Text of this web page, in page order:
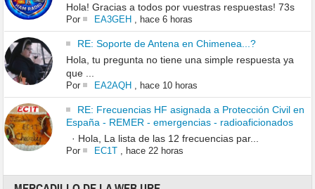
Hola! Gracias a todos por vuestras respuestas! 73s
Por EA3GEH, hace 6 horas
RE: Soporte de Antena en Chimenea...?
Hola, tu pregunta no tiene una simple respuesta ya
que ...
Por EA2AQH, hace 10 horas
RE: Frecuencias HF asignada a Protección Civil en
España - REMER - emergencias - radioaficionados
· Hola, La lista de las 12 frecuencias par...
Por EC1T, hace 22 horas